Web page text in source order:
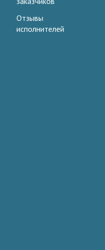
Отзывы
исполнителей